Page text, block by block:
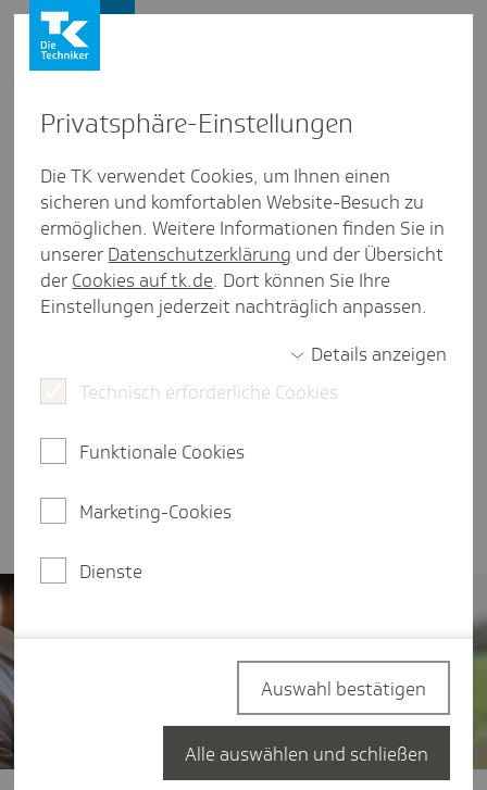
Thomas Zöller: Pati­en­ten­rechte,
Quali­tät, Nach­wuchs und Sensi­
bi­li­sie­rung
Artikel aus Bayern
In seinem Gastbeitrag schreibt der Patienten- und
Pflegebeauftragte der Bayerischen
Staatsregierung, Thomas Zöller (MdL), über die
Inhalte und Ziele seiner Arbeit.
2 Minuten Lesezeit
Presse und Politik Patientensicherheit
Privat­sphäre-Einstel­lungen
Die TK verwendet Cookies, um Ihnen einen
sicheren und komfortablen Website-Besuch zu
ermöglichen. Weitere Informationen finden Sie in
unserer Datenschutzerklärung und der Übersicht
der Cookies auf tk.de. Dort können Sie Ihre
Einstellungen jederzeit nachträglich anpassen.
Details anzeigen
Technisch erforderliche Cookies
Funktionale Cookies
Marketing-Cookies
Dienste
Auswahl bestätigen
Alle auswählen und schließen